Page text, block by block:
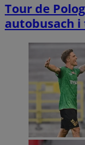
Tour de
autobusach